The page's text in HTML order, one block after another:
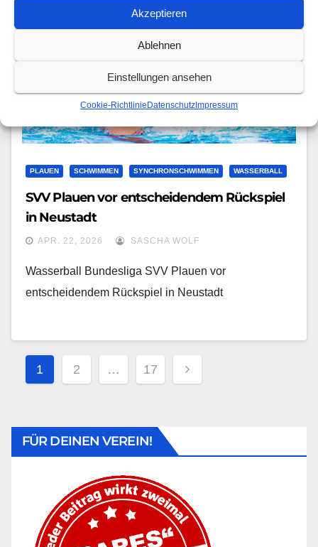
Akzeptieren
Ablehnen
Einstellungen ansehen
Cookie-Richtlinie Datenschutz Impressum
PLAUEN SCHWIMMEN SYNCHRONSCHWIMMEN WASSERBALL
SVV Plauen vor entscheidendem Rückspiel
in Neustadt
APR. 22, 2026 SASCHA WOLF
Wasserball Bundesliga SVV Plauen vor
entscheidendem Rückspiel in Neustadt
1 2 … 17
FÜR DEINEN VEREIN!